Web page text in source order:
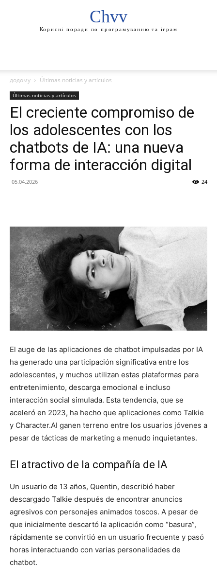
Chvv
Корисні поради по програмуванню та іграм
додому Últimas noticias y artículos
Últimas noticias y artículos
El creciente compromiso de
los adolescentes con los
chatbots de IA: una nueva
forma de interacción digital
05.04.2026 24
El auge de las aplicaciones de chatbot impulsadas por IA
ha generado una participación significativa entre los
adolescentes, y muchos utilizan estas plataformas para
entretenimiento, descarga emocional e incluso
interacción social simulada. Esta tendencia, que se
aceleró en 2023, ha hecho que aplicaciones como Talkie
y Character.AI ganen terreno entre los usuarios jóvenes a
pesar de tácticas de marketing a menudo inquietantes.
El atractivo de la compañía de IA
Un usuario de 13 años, Quentin, describió haber
descargado Talkie después de encontrar anuncios
agresivos con personajes animados toscos. A pesar de
que inicialmente descartó la aplicación como “basura”,
rápidamente se convirtió en un usuario frecuente y pasó
horas interactuando con varias personalidades de
chatbot.